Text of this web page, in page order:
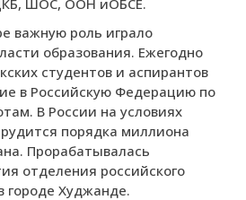
важную роль играло
образования. Ежегодно
студентов и аспирантов
в Российскую Федерацию по
В России на условиях
порядка миллиона
Прорабатывалась
отделения российского
городе Худжанде.